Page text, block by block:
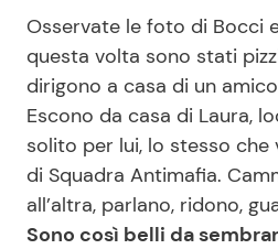
Viaggi e Turismo
Festività
Seguici
Osservate le foto di Bocci
questa volta sono stati
dirigono a casa di un
Escono da casa di Laura,
solito per lui, lo stesso che
di Squadra Antimafia.
all’altra, parlano, ridono,
Sono così belli da